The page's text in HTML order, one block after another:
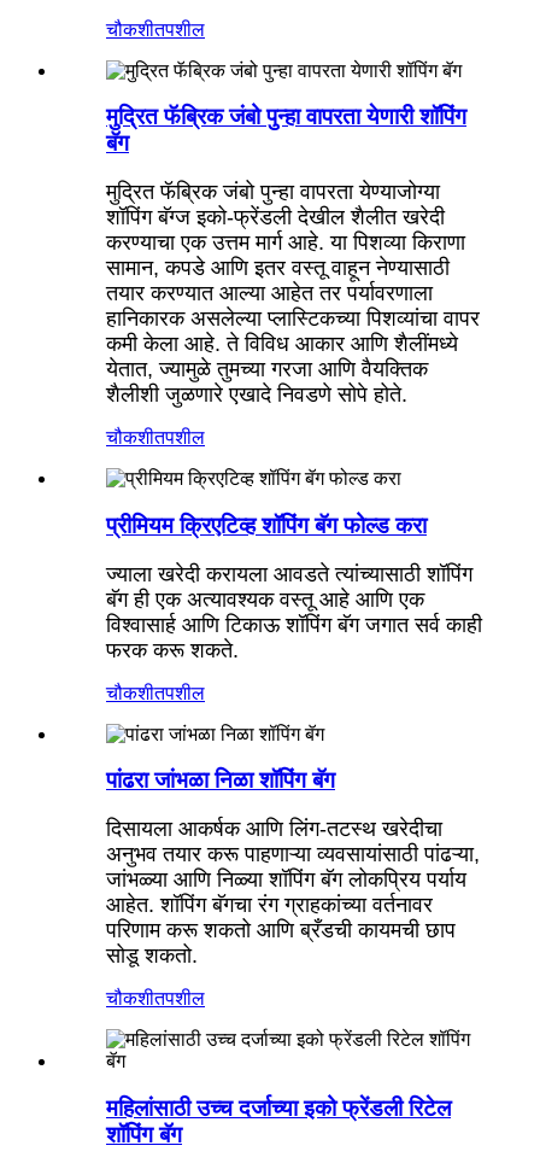
चौकशीतपशील
मुद्रित फॅब्रिक जंबो पुन्हा वापरता येणारी शॉपिंग
बॅग
मुद्रित फॅब्रिक जंबो पुन्हा वापरता येण्याजोग्या
शॉपिंग बॅग्ज इको-फ्रेंडली देखील शैलीत खरेदी
करण्याचा एक उत्तम मार्ग आहे. या पिशव्या किराणा
सामान, कपडे आणि इतर वस्तू वाहून नेण्यासाठी
तयार करण्यात आल्या आहेत तर पर्यावरणाला
हानिकारक असलेल्या प्लास्टिकच्या पिशव्यांचा वापर
कमी केला आहे. ते विविध आकार आणि शैलींमध्ये
येतात, ज्यामुळे तुमच्या गरजा आणि वैयक्तिक
शैलीशी जुळणारे एखादे निवडणे सोपे होते.
चौकशीतपशील
प्रीमियम क्रिएटिव्ह शॉपिंग बॅग फोल्ड करा
ज्याला खरेदी करायला आवडते त्यांच्यासाठी शॉपिंग
बॅग ही एक अत्यावश्यक वस्तू आहे आणि एक
विश्वासार्ह आणि टिकाऊ शॉपिंग बॅग जगात सर्व काही
फरक करू शकते.
चौकशीतपशील
पांढरा जांभळा निळा शॉपिंग बॅग
दिसायला आकर्षक आणि लिंग-तटस्थ खरेदीचा
अनुभव तयार करू पाहणाऱ्या व्यवसायांसाठी पांढऱ्या,
जांभळ्या आणि निळ्या शॉपिंग बॅग लोकप्रिय पर्याय
आहेत. शॉपिंग बॅगचा रंग ग्राहकांच्या वर्तनावर
परिणाम करू शकतो आणि ब्रँडची कायमची छाप
सोडू शकतो.
चौकशीतपशील
महिलांसाठी उच्च दर्जाच्या इको फ्रेंडली रिटेल
शॉपिंग बॅग